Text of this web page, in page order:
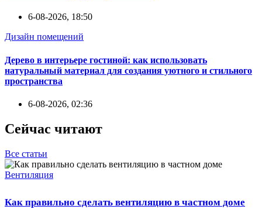
6-08-2026, 18:50
Дизайн помещений
Дерево в интерьере гостиной: как использовать
натуральный материал для создания уютного и стильного
пространства
6-08-2026, 02:36
Сейчас читают
Все статьи
Вентиляция
Как правильно сделать вентиляцию в частном доме